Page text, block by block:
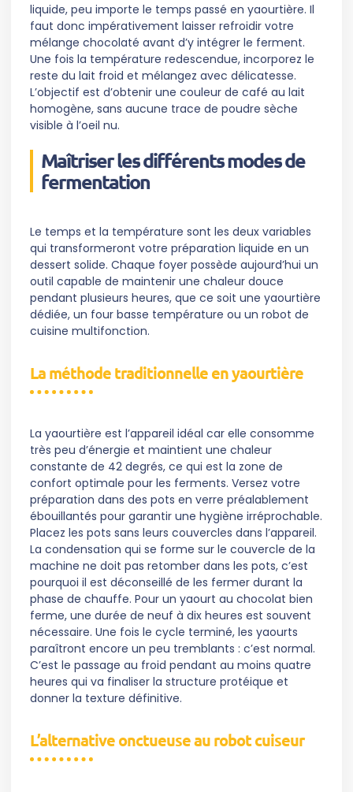
liquide, peu importe le temps passé en yaourtière. Il
faut donc impérativement laisser refroidir votre
mélange chocolaté avant d’y intégrer le ferment.
Une fois la température redescendue, incorporez le
reste du lait froid et mélangez avec délicatesse.
L’objectif est d’obtenir une couleur de café au lait
homogène, sans aucune trace de poudre sèche
visible à l’oeil nu.
Maîtriser les différents modes de
fermentation
Le temps et la température sont les deux variables
qui transformeront votre préparation liquide en un
dessert solide. Chaque foyer possède aujourd’hui un
outil capable de maintenir une chaleur douce
pendant plusieurs heures, que ce soit une yaourtière
dédiée, un four basse température ou un robot de
cuisine multifonction.
La méthode traditionnelle en yaourtière
La yaourtière est l’appareil idéal car elle consomme
très peu d’énergie et maintient une chaleur
constante de 42 degrés, ce qui est la zone de
confort optimale pour les ferments. Versez votre
préparation dans des pots en verre préalablement
ébouillantés pour garantir une hygiène irréprochable.
Placez les pots sans leurs couvercles dans l’appareil.
La condensation qui se forme sur le couvercle de la
machine ne doit pas retomber dans les pots, c’est
pourquoi il est déconseillé de les fermer durant la
phase de chauffe. Pour un yaourt au chocolat bien
ferme, une durée de neuf à dix heures est souvent
nécessaire. Une fois le cycle terminé, les yaourts
paraîtront encore un peu tremblants : c’est normal.
C’est le passage au froid pendant au moins quatre
heures qui va finaliser la structure protéique et
donner la texture définitive.
L’alternative onctueuse au robot cuiseur